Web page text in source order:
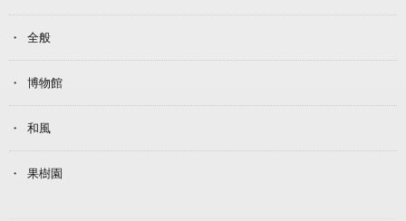
全般
博物館
和風
果樹園